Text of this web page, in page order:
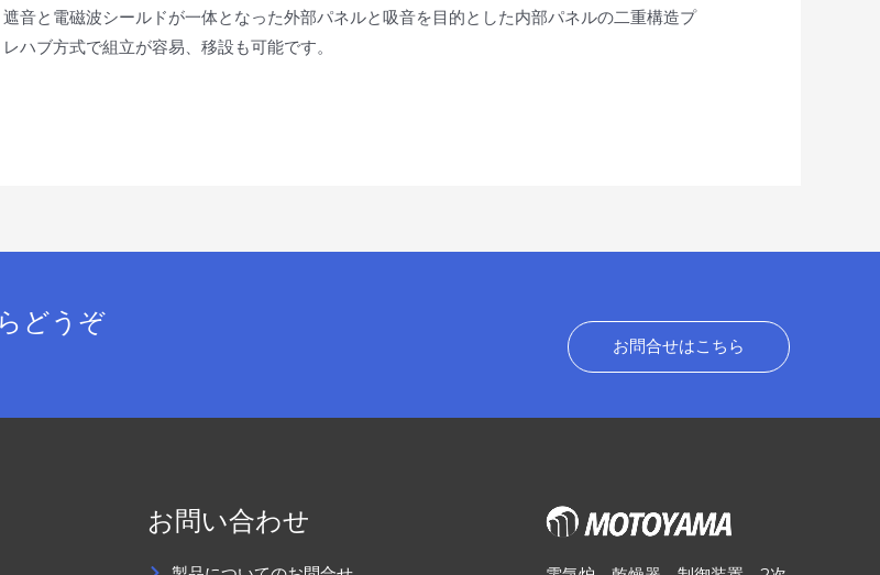
遮音と電磁波シールドが一体となった外部パネルと吸音を目的とした内部パネルの二重構造プ
レハブ方式で組立が容易、移設も可能です。
どうぞ
お問合せはこちら
お問い合わせ